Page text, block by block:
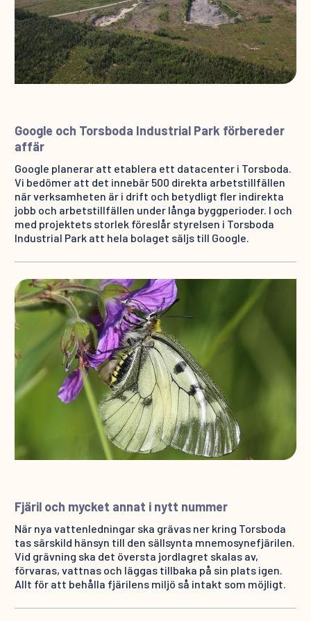
Google och Torsboda Industrial Park förbereder
affär
Google planerar att etablera ett datacenter i Torsboda.
Vi bedömer att det innebär 500 direkta arbetstillfällen
när verksamheten är i drift och betydligt fler indirekta
jobb och arbetstillfällen under långa byggperioder. I och
med projektets storlek föreslår styrelsen i Torsboda
Industrial Park att hela bolaget säljs till Google.
Fjäril och mycket annat i nytt nummer
När nya vattenledningar ska grävas ner kring Torsboda
tas särskild hänsyn till den sällsynta mnemosynefjärilen.
Vid grävning ska det översta jordlagret skalas av,
förvaras, vattnas och läggas tillbaka på sin plats igen.
Allt för att behålla fjärilens miljö så intakt som möjligt.